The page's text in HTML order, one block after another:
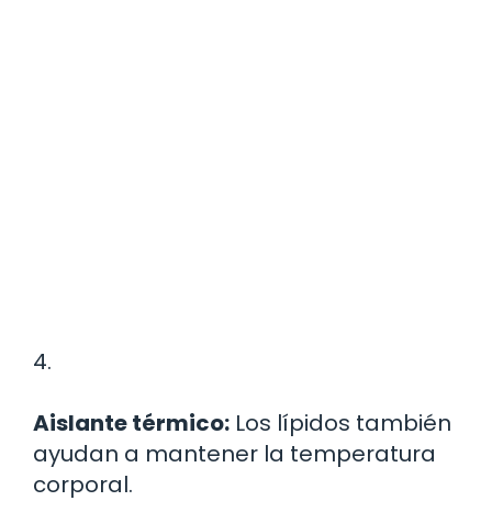
4.
Aislante térmico: Los lípidos también
ayudan a mantener la temperatura
corporal.